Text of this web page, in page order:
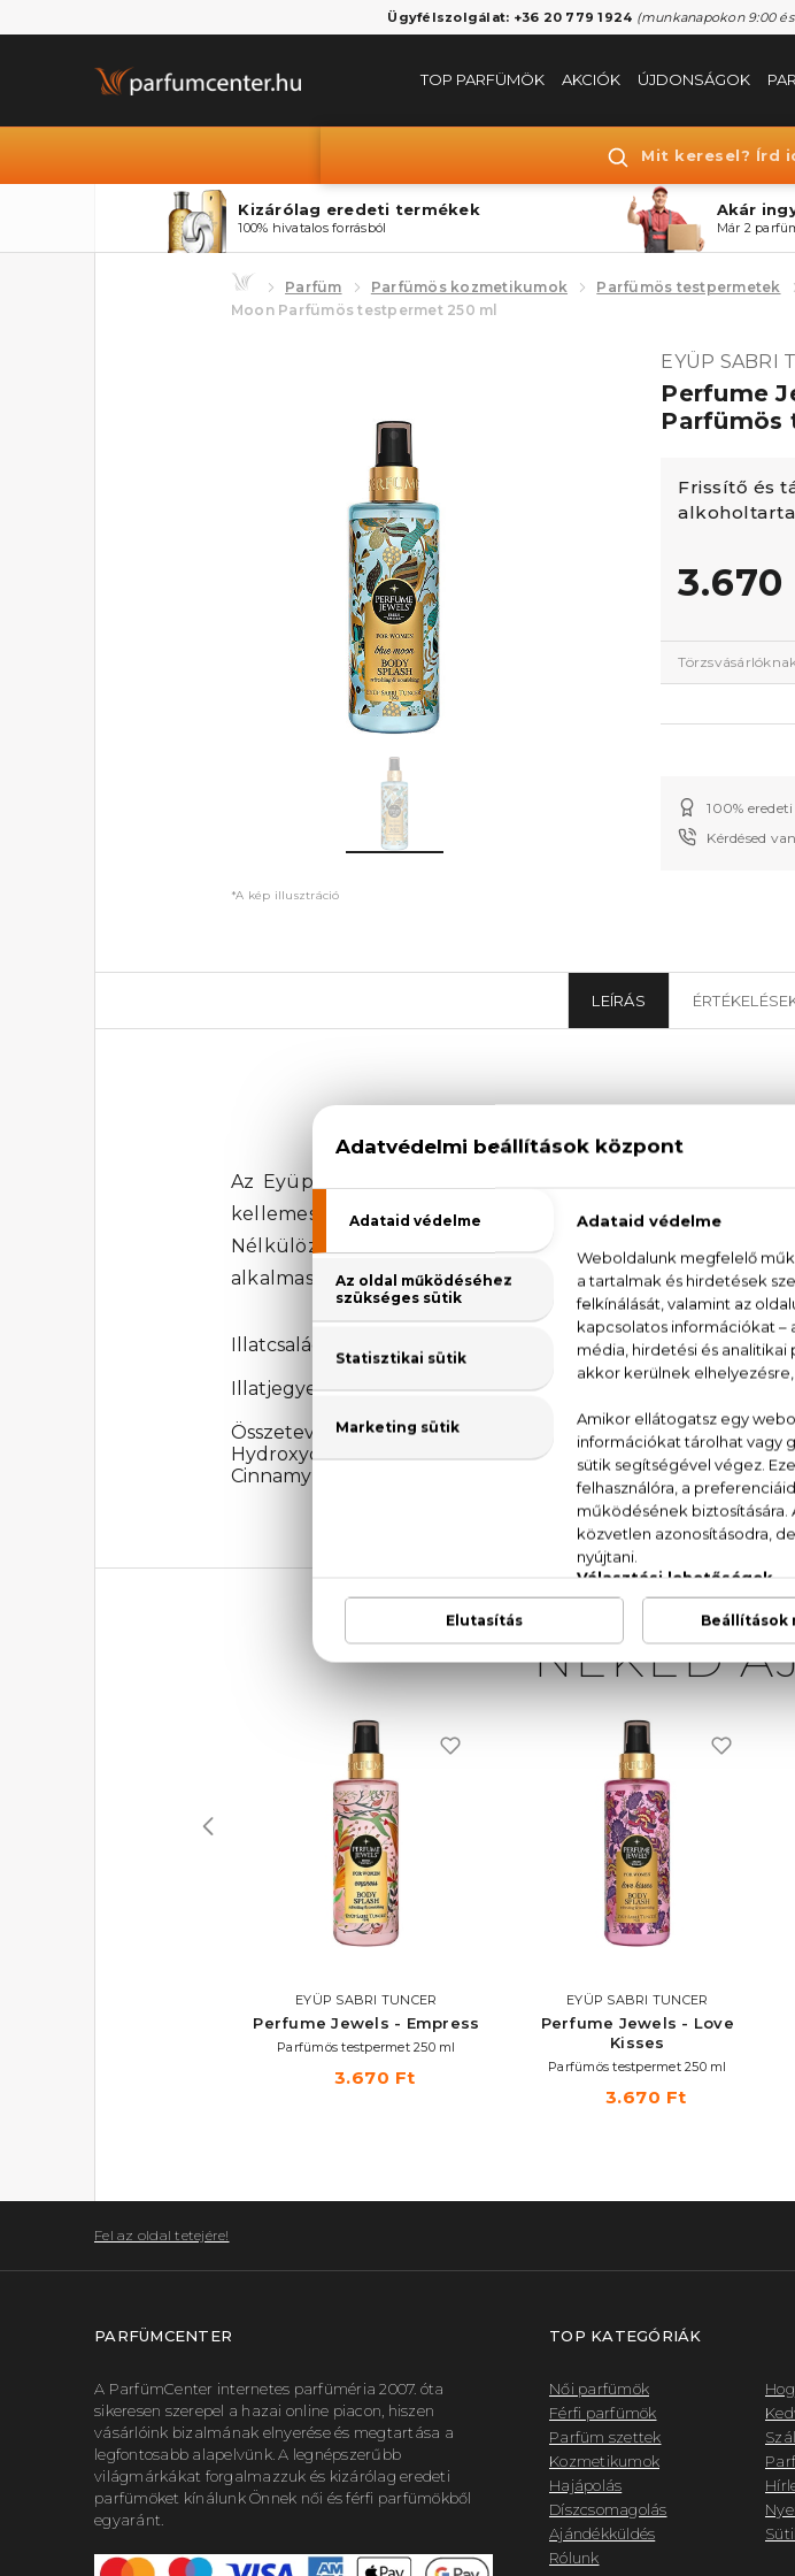
Ügyfélszolgálat: +36 20 779 1924 (munkanapokon 9:00
TOP PARFÜMÖK AKCIÓK ÚJDONSÁGOK
Mit keresel? Írd
Kizárólag eredeti termékek
100% hivatalos forrásból
Akár
Már 2
Parfüm Parfümös kozmetikumok Parfümös testpermetek
Moon Parfümös testpermet 250 ml
*A kép illusztráció
EYÜP SABRI
Perfume
Parfümös
Frissítő és
100%
Kérdésed
LEÍRÁS
Az Eyüp Sabri Tuncer Perfume Jewels - Blue Moon
kellemes, nőies illatot rejt magában, melyet bármikor
Nélkülözhetetlen illat azoknak az elbűvölő nőnek, akik
alkalmas.
Illatcsalád: Virágos-gyümölcsös
Illatjegyek: bergamott, mandarin, körte, orchidea, fekete
Összetevők: Alcohol, Aqua, Parfum, Glycerin,
Hydroxycitronellal, Linalool, Alpha-Isomethyl Ionone, D-
Cinnamyl Alcohol, Citral, CI 42090, CI 17200
NEKED
EYÜP SABRI TUNCER
Perfume Jewels - Empress
Parfümös testpermet 250 ml
3.670 Ft
EYÜP SABRI TUNCER
Perfume Jewels - Love
Kisses
Parfümös testpermet 250 ml
3.670 Ft
Fel az oldal tetejére!
PARFÜMCENTER
A ParfümCenter internetes parfüméria 2007. óta
sikeresen szerepel a hazai online piacon, hiszen
vásárlóink bizalmának elnyerése és megtartása a
legfontosabb alapelvünk. A legnépszerűbb
világmárkákat forgalmazzuk és kizárólag eredeti
parfümöket kínálunk Önnek női és férfi parfümökből
egyaránt.
TOP KATEGÓRIÁK
Női parfümök
Férfi parfümök
Parfüm szettek
Kozmetikumok
Hajápolás
Díszcsomagolás
Ajándékküldés
Rólunk